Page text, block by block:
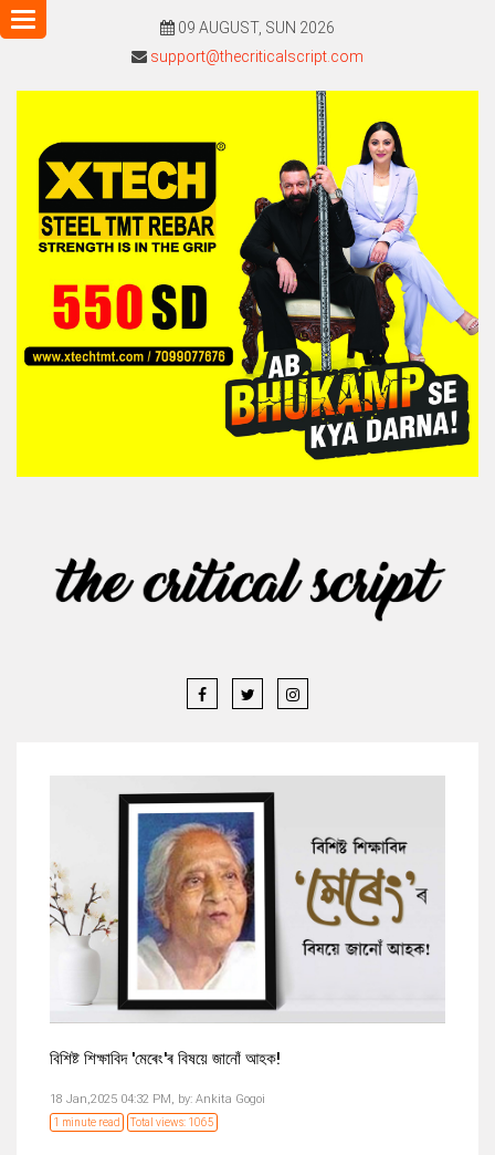
09 AUGUST, SUN 2026
support@thecriticalscript.com
Toggle
navigation
বিশিষ্ট শিক্ষাবিদ 'মেৰেং'ৰ বিষয়ে জানোঁ আহক!
18 Jan,2025 04:32 PM, by: Ankita Gogoi
1 minute read Total views: 1065